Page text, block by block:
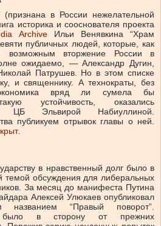
(признана в России нежелательной
историка и сооснователя проекта
ArchiveИльи Венявкина “Храм
публичных людей, которые, как
возможным вторжение России в
ожидаемо, — Александр Дугин,
Патрушев. Но в этом списке
и священнику. А технократы, без
вряд ли сумела бы
устойчивость, оказались
ЦБ Эльвирой Набиуллиной.
публикуем отрывок главы о ней.
.
в нравственный долг было в
темой обсуждения для либеральных
За месяц до манифеста Путина
Алексей Улюкаев опубликовал
названием “Правый поворот”.
было в сторону от прежних